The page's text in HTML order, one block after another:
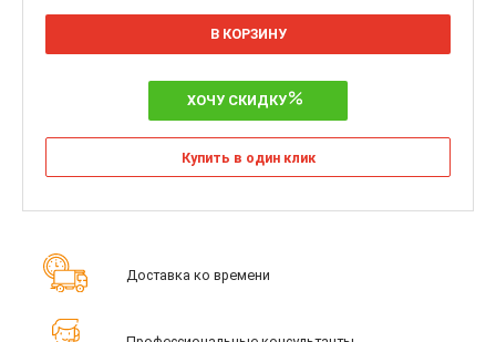
В КОРЗИНУ
ХОЧУ СКИДКУ
Купить в один клик
Доставка ко времени